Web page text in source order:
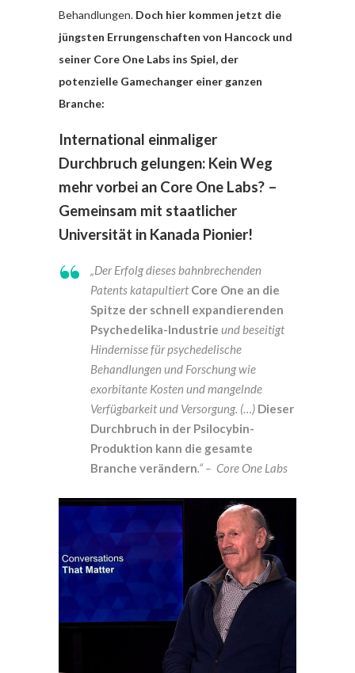
Behandlungen. Doch hier kommen jetzt die
jüngsten Errungenschaften von Hancock und
seiner Core One Labs ins Spiel, der
potenzielle Gamechanger einer ganzen
Branche:
International einmaliger
Durchbruch gelungen: Kein Weg
mehr vorbei an Core One Labs? –
Gemeinsam mit staatlicher
Universität in Kanada Pionier!
„Der Erfolg dieses bahnbrechenden
Patents katapultiert Core One an die
Spitze der schnell expandierenden
Psychedelika-Industrie und beseitigt
Hindernisse für psychedelische
Behandlungen und Forschung wie
exorbitante Kosten und mangelnde
Verfügbarkeit und Versorgung. (…) Dieser
Durchbruch in der Psilocybin-
Produktion kann die gesamte
Branche verändern .“ – Core One Labs